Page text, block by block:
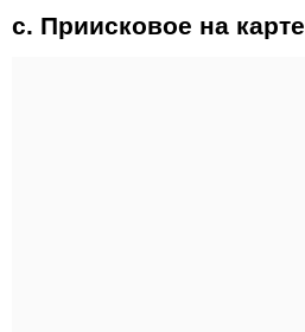
с. Приисковое на карте